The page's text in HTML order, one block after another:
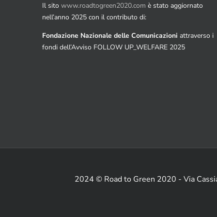
Il sito www.roadtogreen2020.com è stato aggiornato
nell’anno 2025 con il contributo di:
Fondazione Nazionale delle Comunicazioni attraverso i
fondi dell’Avviso FOLLOW UP_WELFARE 2025
2024 © Road to Green 2020 - Via